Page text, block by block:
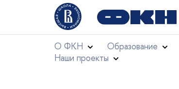
О ФКН Образование
Наши проекты